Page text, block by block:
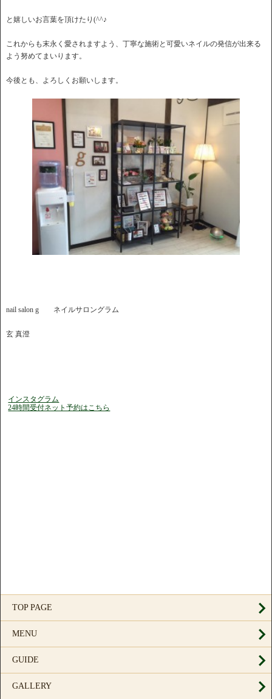
と嬉しいお言葉を頂けたり(^^♪
これからも末永く愛されますよう、 丁寧な施術と可愛いネイルの発信が出来る
よう努めてまいります。
今後とも、よろしくお願いします。
nail salon g ネイルサロングラム
玄 真澄
インスタグラム
24時間受付ネット予約はこちら
TOP PAGE
MENU
GUIDE
GALLERY